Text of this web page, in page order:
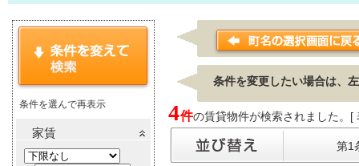
条件を選んで再表示
家賃
条件を変更したい場合は、
4件の賃貸物件が検索されました。[
第1